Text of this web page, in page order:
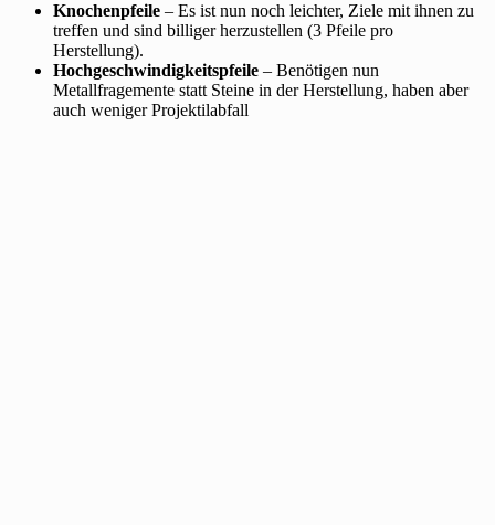
Knochenpfeile – Es ist nun noch leichter, Ziele mit ihnen zu
treffen und sind billiger herzustellen (3 Pfeile pro
Herstellung).
Hochgeschwindigkeitspfeile – Benötigen nun
Metallfragemente statt Steine in der Herstellung, haben aber
auch weniger Projektilabfall